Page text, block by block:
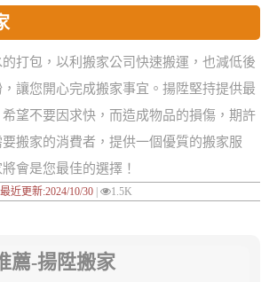
打包，以利搬家公司快速搬運，也減低後
讓您開心完成搬家事宜。揚陞堅持提供最
望不要因求快，而造成物品的損傷，期許
搬家的消費者，提供一個優質的搬家服
會是您最佳的選擇！
最近更新:2024/10/30|
1.5K
薦-揚陞搬家